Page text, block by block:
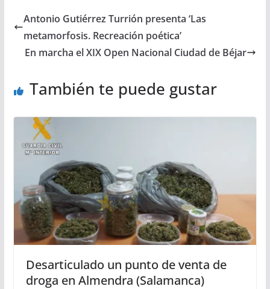
Antonio Gutiérrez Turrión presenta ‘Las
metamorfosis. Recreación poética’
En marcha el XIX Open Nacional Ciudad de Béjar
También te puede gustar
Desarticulado un punto de venta de
droga en Almendra (Salamanca)